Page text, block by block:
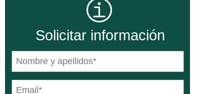
Solicitar información